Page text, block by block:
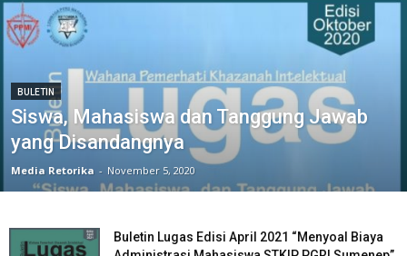
BULETIN
Siswa, Mahasiswa dan Tanggung Jawab
yang Disandangnya
Media Retorika - November 5, 2020
Buletin Lugas Edisi April 2021 “Menyoal Biaya